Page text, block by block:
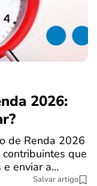
2026:
de Renda 2026
que
e enviar a…
Salvar artigo